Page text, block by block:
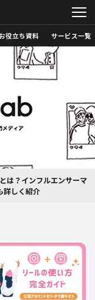
お役立ち資料 サービス一覧
は？インフルエンサーマ
詳しく紹介